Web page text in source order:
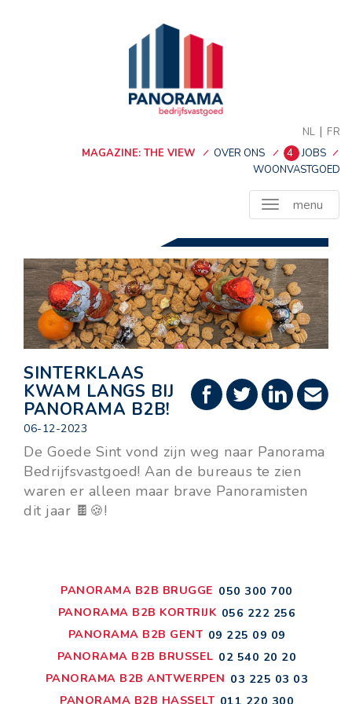
NL | FR
MAGAZINE: THE VIEW
OVER ONS 4 JOBS
WOONVASTGOED
menu
SINTERKLAAS
KWAM LANGS BIJ
PANORAMA B2B!
06-12-2023
De Goede Sint vond zijn weg naar Panorama
Bedrijfsvastgoed! Aan de bureaus te zien
waren er alleen maar brave Panoramisten
dit jaar 🍫🍪!
PANORAMA B2B BRUGGE 050 300 700
PANORAMA B2B KORTRIJK 056 222 256
PANORAMA B2B GENT 09 225 09 09
PANORAMA B2B BRUSSEL 02 540 20 20
PANORAMA B2B ANTWERPEN 03 225 03 03
PANORAMA B2B HASSELT